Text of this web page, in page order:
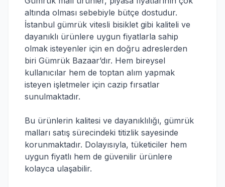
altında olması sebebiyle bütçe dostudur.
İstanbul gümrük vitesli bisiklet gibi kaliteli ve
dayanıklı ürünlere uygun fiyatlarla sahip
olmak isteyenler için en doğru adreslerden
biri Gümrük Bazaar’dır. Hem bireysel
kullanıcılar hem de toptan alım yapmak
isteyen işletmeler için cazip fırsatlar
sunulmaktadır.
Bu ürünlerin kalitesi ve dayanıklılığı, gümrük
malları satış sürecindeki titizlik sayesinde
korunmaktadır. Dolayısıyla, tüketiciler hem
uygun fiyatlı hem de güvenilir ürünlere
kolayca ulaşabilir.